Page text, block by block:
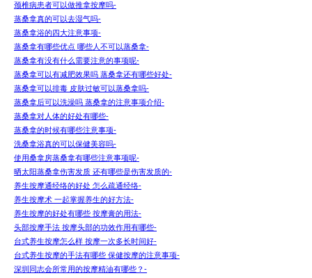
颈椎病患者可以做推拿按摩吗-
蒸桑拿真的可以去湿气吗-
蒸桑拿浴的四大注意事项-
蒸桑拿有哪些优点 哪些人不可以蒸桑拿-
蒸桑拿有没有什么需要注意的事项呢-
蒸桑拿可以有减肥效果吗 蒸桑拿还有哪些好处-
蒸桑拿可以排毒 皮肤过敏可以蒸桑拿吗-
蒸桑拿后可以洗澡吗 蒸桑拿的注意事项介绍-
蒸桑拿对人体的好处有哪些-
蒸桑拿的时候有哪些注意事项-
洗桑拿浴真的可以保健美容吗-
使用桑拿房蒸桑拿有哪些注意事项呢-
晒太阳蒸桑拿伤害发质 还有哪些是伤害发质的-
养生按摩通经络的好处 怎么疏通经络-
养生按摩术 一起掌握养生的好方法-
养生按摩的好处有哪些 按摩膏的用法-
头部按摩手法 按摩头部的功效作用有哪些-
台式养生按摩怎么样 按摩一次多长时间好-
台式养生按摩的手法有哪些 保健按摩的注意事项-
深圳同志会所常用的按摩精油有哪些？-